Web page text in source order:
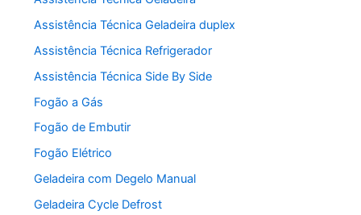
Assistência Técnica Geladeira duplex
Assistência Técnica Refrigerador
Assistência Técnica Side By Side
Fogão a Gás
Fogão de Embutir
Fogão Elétrico
Geladeira com Degelo Manual
Geladeira Cycle Defrost